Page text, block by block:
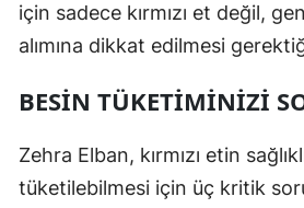
için sadece kırmızı et değil,
alımına dikkat edilmesi
BESIN TÜKETIMINIZI
Zehra Elban, kırmızı etin
tüketilebilmesi için üç kritik